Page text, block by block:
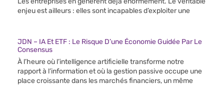
enjeu est ailleurs : elles sont incapables d’exploiter une
JDN – IA Et ETF : Le Risque D’une Économie Guidée Par Le
Consensus
À l’heure où l’intelligence artificielle transforme notre
rapport à l’information et où la gestion passive occupe une
place croissante dans les marchés financiers, un même